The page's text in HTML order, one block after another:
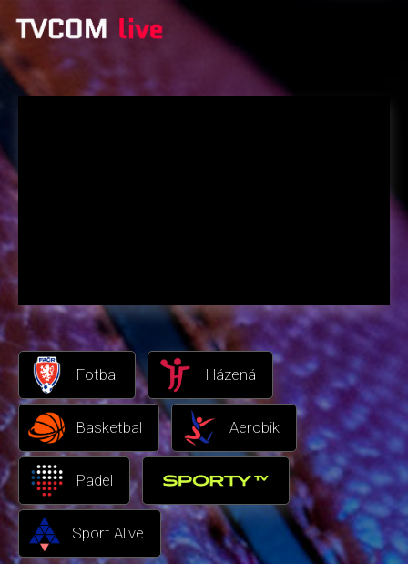
Fotbal Házená
Basketbal Aerobik
Padel
Sport Alive